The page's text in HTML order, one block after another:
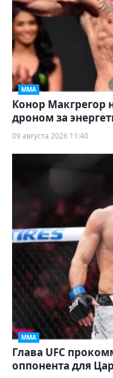
ММА
Конор Макгрегор
дроном за
09 августа 2026 11:40
ММА
Глава UFC
оппонента для